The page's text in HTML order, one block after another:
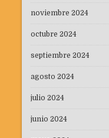
noviembre 2024
octubre 2024
septiembre 2024
agosto 2024
julio 2024
junio 2024